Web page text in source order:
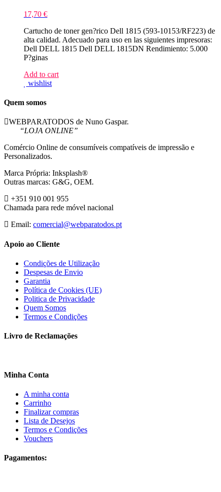
17,70 €
Cartucho de toner gen?rico Dell 1815 (593-10153/RF223) de
alta calidad. Adecuado para uso en las siguientes impresoras:
Dell DELL 1815 Dell DELL 1815DN Rendimiento: 5.000
P?ginas
Add to cart
wishlist
Quem somos
WEBPARATODOS de Nuno Gaspar.
“LOJA ONLINE”
Comércio Online de consumíveis compatíveis de impressão e
Personalizados.
Marca Própria: Inksplash®
Outras marcas: G&G, OEM.
+351 910 001 955
Chamada para rede móvel nacional
Email: comercial@webparatodos.pt
Apoio ao Cliente
Condições de Utilização
Despesas de Envio
Garantia
Política de Cookies (UE)
Politica de Privacidade
Quem Somos
Termos e Condições
Livro de Reclamações
Minha Conta
A minha conta
Carrinho
Finalizar compras
Lista de Desejos
Termos e Condições
Vouchers
Pagamentos: